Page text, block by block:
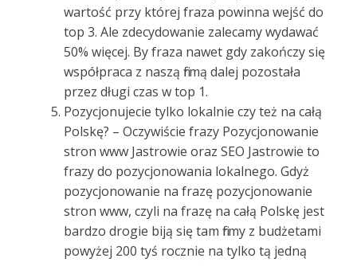
wartość przy której fraza powinna wejść do
top 3. Ale zdecydowanie zalecamy wydawać
50% więcej. By fraza nawet gdy zakończy się
współpraca z naszą firmą dalej pozostała
przez długi czas w top 1.
Pozycjonujecie tylko lokalnie czy też na całą
Polskę? – Oczywiście frazy Pozycjonowanie
stron www Jastrowie oraz SEO Jastrowie to
frazy do pozycjonowania lokalnego. Gdyż
pozycjonowanie na frazę pozycjonowanie
stron www, czyli na frazę na całą Polskę jest
bardzo drogie biją się tam firmy z budżetami
powyżej 200 tyś rocznie na tylko tą jedną